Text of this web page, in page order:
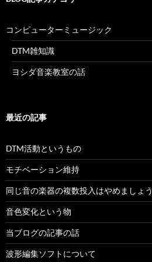
コンピューターミュージック
DTM雑知識
ヨシダ音楽教室の話
最近の記事
DTM活動というもの
モチベーション維持
同じ音の楽器の複数投入はやめましょう
音色変化という物
当ブログの記事の話
波形編集ソフトについて